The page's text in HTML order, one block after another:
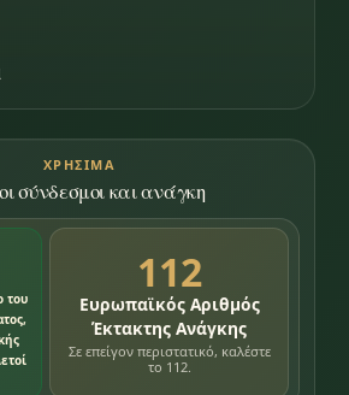
ΧΡΉΣΙΜΑ
σύνδεσμοι και ανάγκη
του
112
Ευρωπαϊκός Αριθμός
Έκτακτης Ανάγκης
Σε επείγον περιστατικό, καλέστε
το 112.